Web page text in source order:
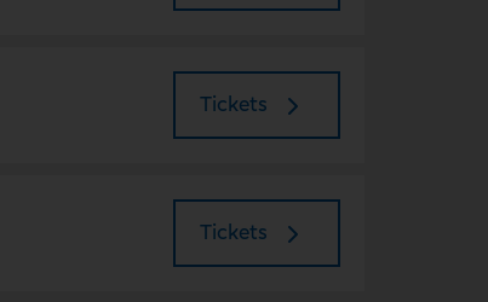
Tickets
Tickets